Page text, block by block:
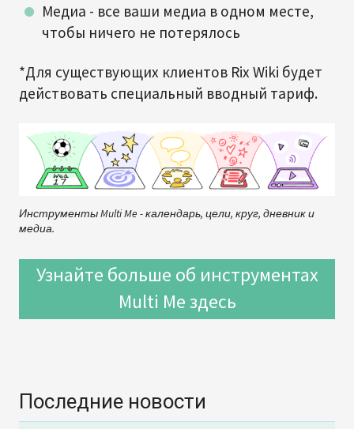
Медиа - все ваши медиа в одном месте,
чтобы ничего не потерялось
*Для существующих клиентов Rix Wiki будет
действовать специальный вводный тариф.
Инструменты Multi Me - календарь, цели, круг, дневник и
медиа.
Узнайте больше об инструментах
Multi Me здесь
Последние новости